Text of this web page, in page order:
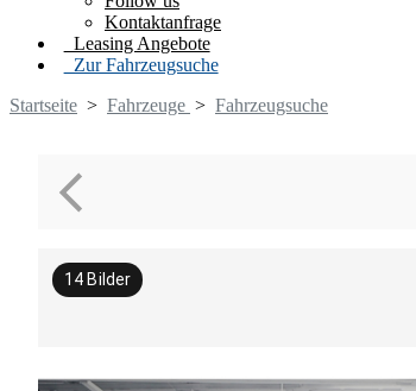
Kontaktanfrage
Leasing Angebote
Zur Fahrzeugsuche
Startseite > Fahrzeuge > Fahrzeugsuche
14 Bilder